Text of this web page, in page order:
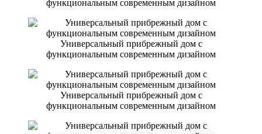
функциональным современным дизайном
Универсальный прибрежный дом с
функциональным современным дизайном
Универсальный прибрежный дом с
функциональным современным дизайном